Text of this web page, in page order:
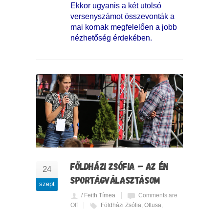
Ekkor ugyanis a két utolsó
versenyszámot összevonták a
mai kornak megfelelően a jobb
nézhetőség érdekében.
24
szept
FÖLDHÁZI ZSÓFIA – AZ ÉN
SPORTÁGVÁLASZTÁSOM
/ Feith Tímea
Comments are
Off
Földházi Zsófia, Öttusa,